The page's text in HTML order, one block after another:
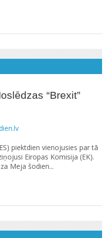
“Brexit”
piektdien vienojusies par tā
Eiropas Komisija (EK).
Meja šodien...